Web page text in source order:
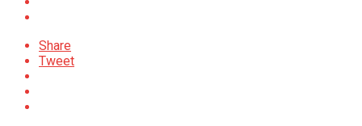
Share
Tweet